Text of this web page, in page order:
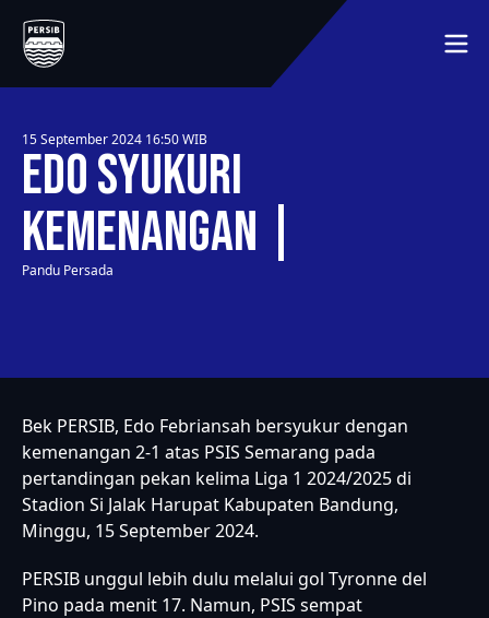
BERANDA
JADWAL
MEDIA
TENTANG KLUB
SEJARAH
PEMAIN
MITRA
LAINNYA
HUBUNGI KAMI
SYARAT DAN KETENTUAN
15 September 2024 16:50WIB
Edo Syukuri
Kemenangan
Pandu Persada
Bek PERSIB, Edo Febriansah bersyukur dengan
kemenangan 2-1 atas PSIS Semarang pada
pertandingan pekan kelima Liga 1 2024/2025 di
Stadion Si Jalak Harupat Kabupaten Bandung,
Minggu, 15 September 2024.
PERSIB unggul lebih dulu melalui gol Tyronne del
Pino pada menit 17. Namun, PSIS sempat